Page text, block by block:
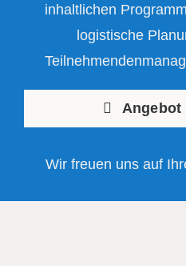
inhaltlichen
logistische
Angebot
Wir freuen uns auf